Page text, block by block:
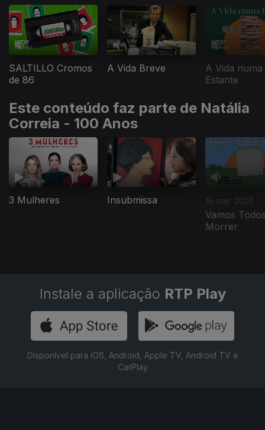
SALTILLO Cromos
de 86
A Vida Breve
A Vida numa
Estante
Este conteúdo faz parte de Natália
Correia - 100 Anos
3 Mulheres Insubmissa 16 mar. 2020
Vamos
Morrer
Instale a aplicação RTP Play
Disponível para iOS, Android, Apple TV, Android TV e
CarPlay